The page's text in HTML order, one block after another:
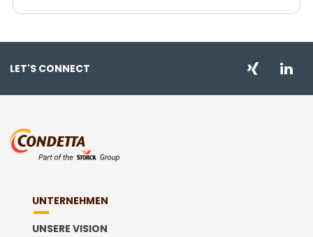
LET'S CONNECT
UNTERNEHMEN
UNSERE VISION